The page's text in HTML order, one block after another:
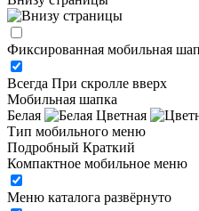
Фиксированная мобильная
Всегда При скролле вверх
Мобильная шапка
Белая
Цветная
Тип мобильного меню
Подробный Краткий
Компактное мобильное меню
Меню каталога развёрнуто